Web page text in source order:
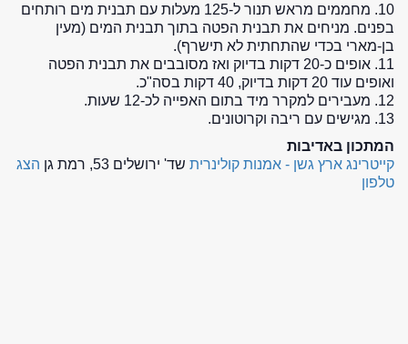
10. מחממים מראש תנור ל-125 מעלות עם תבנית מים רותחים
בפנים. מניחים את תבנית הפטה בתוך תבנית המים (מעין
בן-מארי בכדי שהתחתית לא תישרף).
11. אופים כ-20 דקות בדיוק ואז מסובבים את תבנית הפטה
ואופים עוד 20 דקות בדיוק, 40 דקות בסה"כ.
12. מעבירים למקרר מיד בתום האפייה לכ-12 שעות.
13. מגישים עם ריבה וקרוטונים.
המתכון באדיבות
קייטרינג ארץ גשן - אמנות קולינרית שד' ירושלים 53, רמת גן
הצג
טלפון